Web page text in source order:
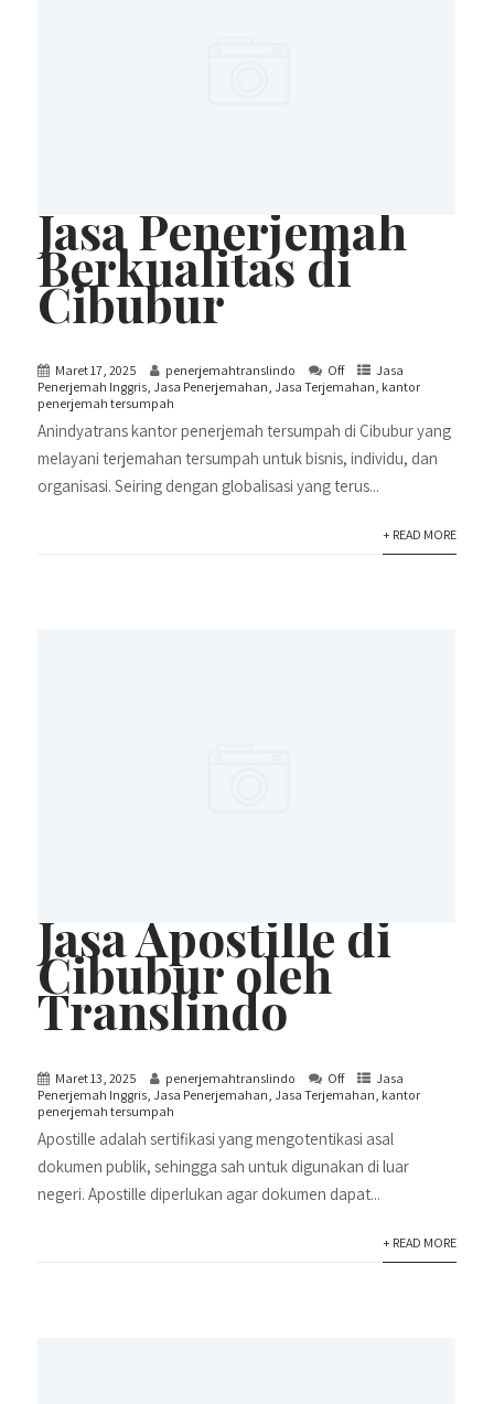
Jasa Penerjemah
Berkualitas di
Cibubur
Maret 17, 2025 penerjemahtranslindo Off
Jasa
Penerjemah Inggris, Jasa Penerjemahan, Jasa Terjemahan, kantor
penerjemah tersumpah
Anindyatrans kantor penerjemah tersumpah di Cibubur yang
melayani terjemahan tersumpah untuk bisnis, individu, dan
organisasi. Seiring dengan globalisasi yang terus...
+ READ MORE
Jasa Apostille di
Cibubur oleh
Translindo
Maret 13, 2025 penerjemahtranslindo Off
Jasa
Penerjemah Inggris Jasa Penerjemahan Jasa Terjemahan kantor
penerjemah tersumpah
Apostille adalah sertifikasi yang mengotentikasi asal
dokumen publik, sehingga sah untuk digunakan di luar
negeri. Apostille diperlukan agar dokumen dapat...
+ READ MORE